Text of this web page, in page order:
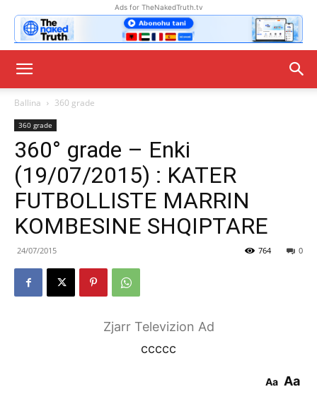
Ads for TheNakedTruth.tv
Ballina 360 grade
360 grade
360° grade – Enki
(19/07/2015) : KATER
FUTBOLLISTE MARRIN
KOMBESINE SHQIPTARE
24/07/2015 0
764
Zjarr Televizion Ad
ccccc
Aa Aa